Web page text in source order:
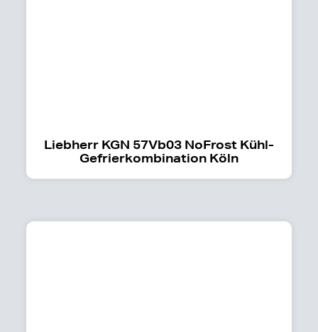
Liebherr KGN 57Vb03 NoFrost Kühl-
Gefrierkombination Köln